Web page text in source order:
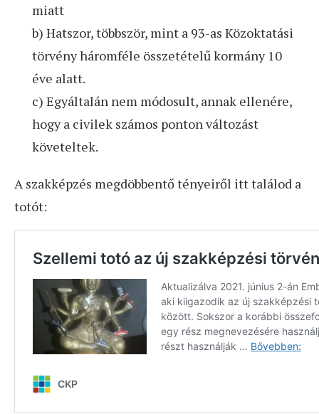
miatt
b) Hatszor, többször, mint a 93-as Közoktatási
törvény háromféle összetételű kormány 10
éve alatt.
c) Egyáltalán nem módosult, annak ellenére,
hogy a civilek számos ponton változást
követeltek.
A szakképzés megdöbbentő tényeiről itt találod a
totót: